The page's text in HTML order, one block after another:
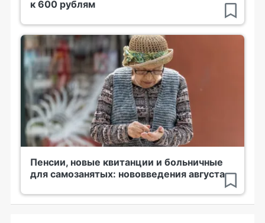
к 600 рублям
Пенсии, новые квитанции и больничные
для самозанятых: нововведения августа